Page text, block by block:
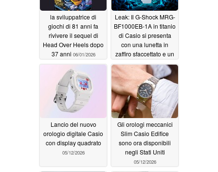
la sviluppatrice di
giochi di 81 anni fa
rivivere il sequel di
Head Over Heels dopo
37 anni 06/01/2026
Leak: Il G-Shock MRG-
BF1000EB-1A in titanio
di Casio si presenta
con una lunetta in
zaffiro sfaccettato e un
prezzo di 7.700 dollari
05/13/2026
Lancio del nuovo
orologio digitale Casio
con display quadrato
05/12/2026
Gli orologi meccanici
Slim Casio Edifice
sono ora disponibili
negli Stati Uniti
05/12/2026